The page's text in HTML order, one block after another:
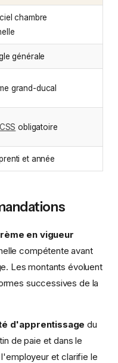
chambre
générale
grand-ducal
obligatoire
et année
en vigueur
compétente avant
Les montants évoluent
successives de la
d'apprentissage du
de paie et dans le
et clarifie le